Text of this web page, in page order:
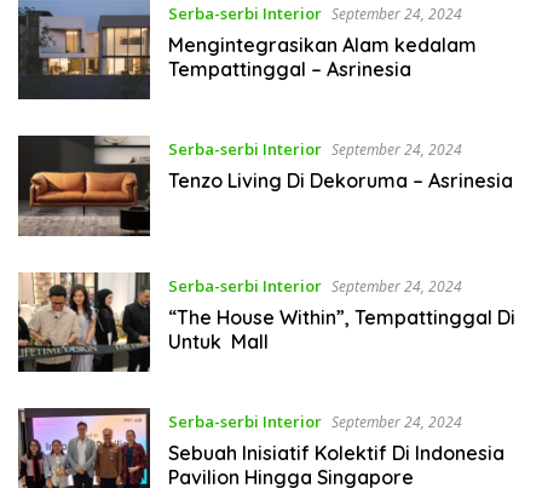
Serba-serbi Interior September 24, 2024
Mengintegrasikan Alam kedalam
Tempattinggal – Asrinesia
Serba-serbi Interior September 24, 2024
Tenzo Living Di Dekoruma – Asrinesia
Serba-serbi Interior September 24, 2024
“The House Within”, Tempattinggal Di
Untuk Mall
Serba-serbi Interior September 24, 2024
Sebuah lnisiatif Kolektif Di Indonesia
Pavilion Hingga Singapore